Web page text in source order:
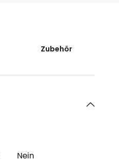
Zubehör
Nein